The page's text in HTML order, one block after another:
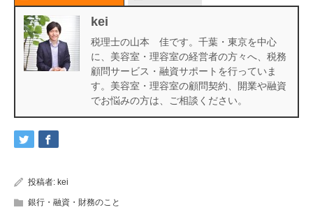
kei
税理士の山本 佳です。千葉・東京を中心
に、美容室・理容室の経営者の方々へ、税務
顧問サービス・融資サポートを行っていま
す。美容室・理容室の顧問契約、開業や融資
でお悩みの方は、ご相談ください。
投稿者: kei
銀行・融資・財務のこと